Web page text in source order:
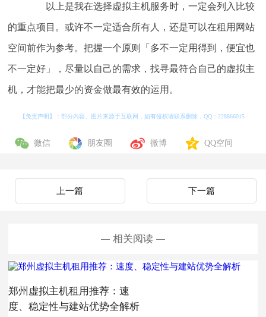
以上是我在选择虚拟主机服务时，一定会列入比较
的重点项目。或许不一定适合所有人，还是可以在租用网站
空间前作为参考。把握一个原则「多不一定用得到，便宜也
不一定好」，尽量以自己的需求，找寻最符合自己的虚拟主
机，才能把最少的资金做最有效的运用。
【免责声明】：部分内容、图片来源于互联网，如有侵权请联系删除，QQ：228866015
微信 朋友圈 微博 QQ空间
下一篇
上一篇
相关阅读
郑州虚拟主机租用推荐：速
度、稳定性与建站优势全解析